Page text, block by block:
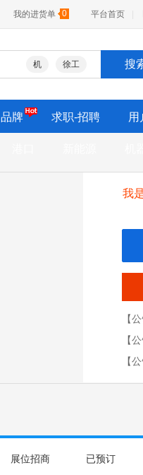
我的进货单 0 平台首页
机 徐工
品牌 求职-招聘 用
我
【
【
【
展位招商 已预订